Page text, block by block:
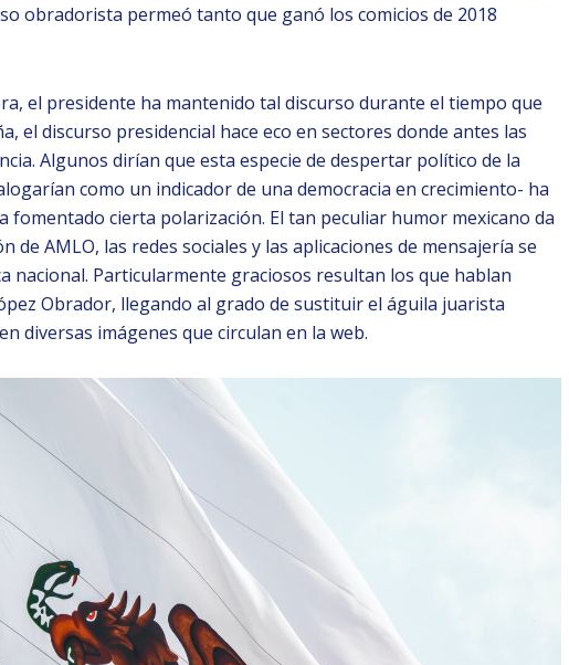
obradorista permeó tanto que ganó los comicios de 2018
el presidente ha mantenido tal discurso durante el tiempo que
el discurso presidencial hace eco en sectores donde antes las
Algunos dirían que esta especie de despertar político de la
como un indicador de una democracia en crecimiento- ha
cierta polarización. El tan peculiar humor mexicano da
de AMLO, las redes sociales y las aplicaciones de mensajería se
nacional. Particularmente graciosos resultan los que hablan
Obrador, llegando al grado de sustituir el águila juarista
diversas imágenes que circulan en la web.